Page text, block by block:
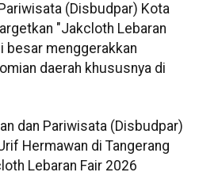
(Disbudpar) Kota
"Jakcloth Lebaran
besar menggerakkan
daerah khususnya di
dan Pariwisata (Disbudpar)
Hermawan di Tangerang
Lebaran Fair 2026